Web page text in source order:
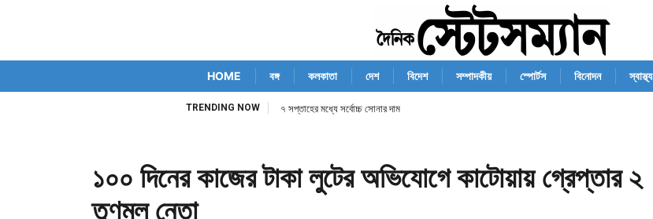
HOME বঙ্গ কলকাতা দেশ বিদেশ সম্পাদকীয় স্পোর্টস বিনোদন স্বাস্থ্য
TRENDING NOW ৭ সপ্তাহের মধ্যে সর্বোচ্চ সোনার দাম
১০০ দিনের কাজের টাকা লুটের অভিযোগে কাটোয়ায় গ্রেপ্তার ২
তৃণমূল নেতা